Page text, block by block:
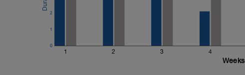
1 2 3 4
0
1
2
Weeks